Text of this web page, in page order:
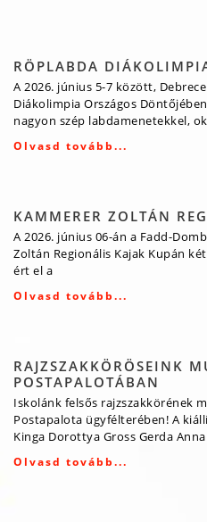
RÖPLABDA
A 2026. június 5-7 között,
Diákolimpia Országos
nagyon szép labdamenetekkel,
Olvasd tovább...
KAMMERER ZOLTÁN
A 2026. június 06-án a Fadd-
Zoltán Regionális Kajak Kupán
ért el a
Olvasd tovább...
RAJZSZAKKÖRÖSEINK
POSTAPALOTÁBAN
Iskolánk felsős rajzszakkörének
Postapalota ügyfélterében! A
Kinga Dorottya Gross Gerda Anna
Olvasd tovább...